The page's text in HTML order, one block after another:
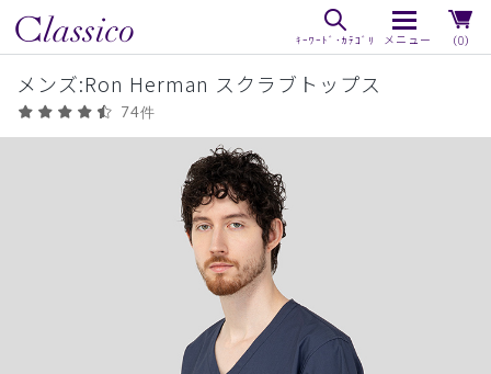
（0）
メンズ:Ron Herman スクラブトップス
74件